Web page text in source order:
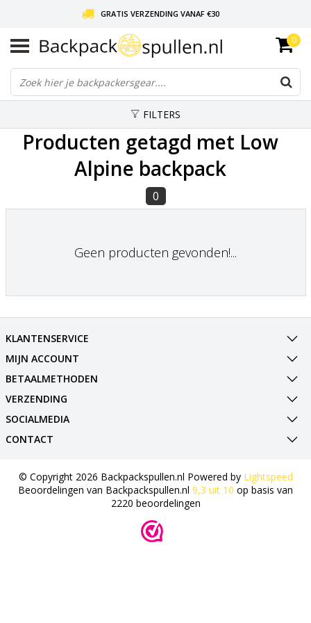
GRATIS VERZENDING VANAF €30
LIEFDE VOOR BACKPACKEN!
30 DAGEN GRATIS RETOUR
0
FILTERS
Producten getagd met Low
Alpine backpack
0
Geen producten gevonden!...
KLANTENSERVICE
MIJN ACCOUNT
BETAALMETHODEN
VERZENDING
SOCIALMEDIA
CONTACT
© Copyright 2026 Backpackspullen.nl Powered by Lightspeed
Beoordelingen van Backpackspullen.nl 9,3 uit 10 op basis van
2220 beoordelingen